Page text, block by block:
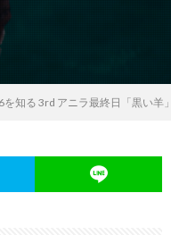
を知る 3rd アニラ最終日「黒い羊